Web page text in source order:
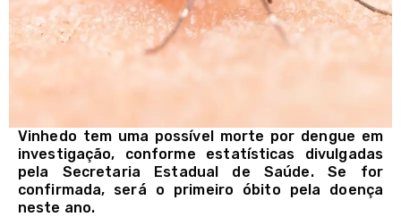
Vinhedo tem uma possível morte por dengue em
investigação, conforme estatísticas divulgadas
pela Secretaria Estadual de Saúde. Se for
confirmada, será o primeiro óbito pela doença
neste ano.